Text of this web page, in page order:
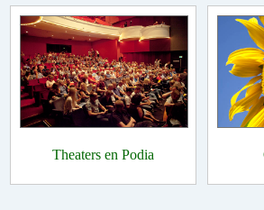
Theaters en Podia